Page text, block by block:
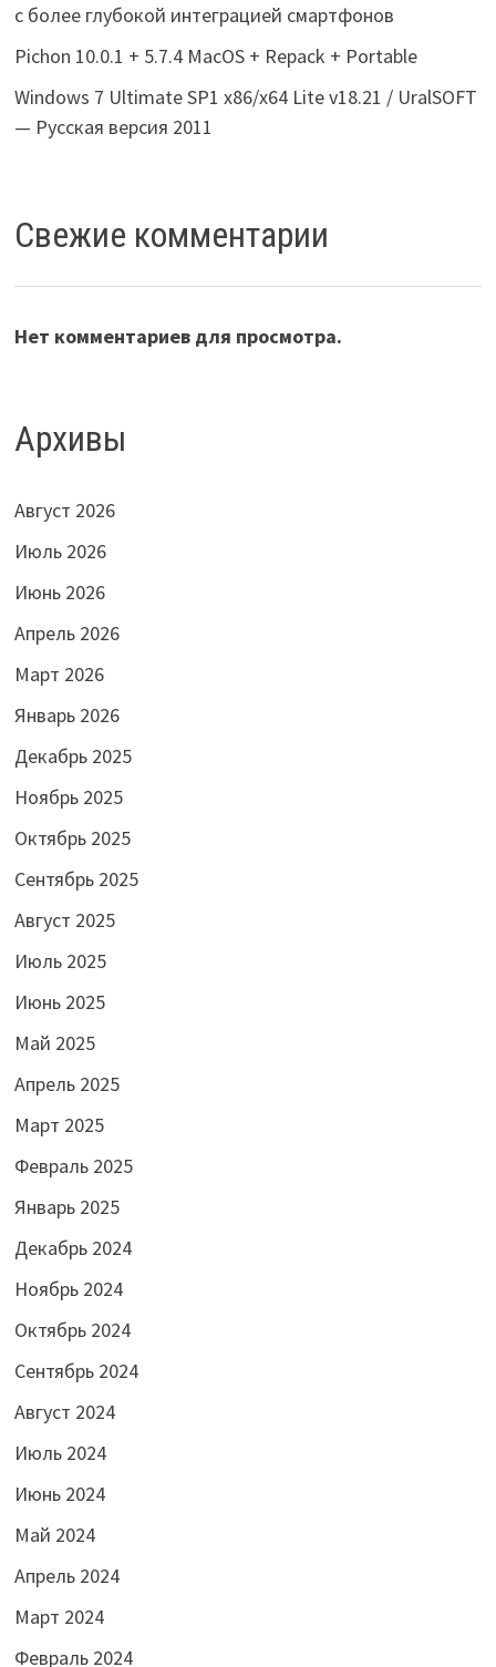
с более глубокой интеграцией смартфонов
Pichon 10.0.1 + 5.7.4 MacOS + Repack + Portable
Windows 7 Ultimate SP1 x86/x64 Lite v18.21 / UralSOFT
— Русская версия 2011
Свежие комментарии
Нет комментариев для просмотра.
Архивы
Август 2026
Июль 2026
Июнь 2026
Апрель 2026
Март 2026
Январь 2026
Декабрь 2025
Ноябрь 2025
Октябрь 2025
Сентябрь 2025
Август 2025
Июль 2025
Июнь 2025
Май 2025
Апрель 2025
Март 2025
Февраль 2025
Январь 2025
Декабрь 2024
Ноябрь 2024
Октябрь 2024
Сентябрь 2024
Август 2024
Июль 2024
Июнь 2024
Май 2024
Апрель 2024
Март 2024
Февраль 2024